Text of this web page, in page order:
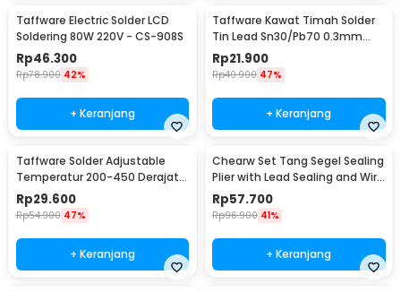
Taffware Electric Solder LCD
Soldering 80W 220V - CS-908S
Rp46.300
Rp78.900 42%
+ Keranjang
Taffware Kawat Timah Solder
Tin Lead Sn30/Pb70 0.3mm
50g
Rp21.900
Rp40.900 47%
+ Keranjang
Taffware Solder Adjustable
Temperatur 200-450 Derajat
Celcius 220V 60W - CS-31 B
Rp29.600
Rp54.900 47%
+ Keranjang
Chearw Set Tang Segel Sealing
Plier with Lead Sealing and Wire
- CW01
Rp57.700
Rp96.900 41%
+ Keranjang